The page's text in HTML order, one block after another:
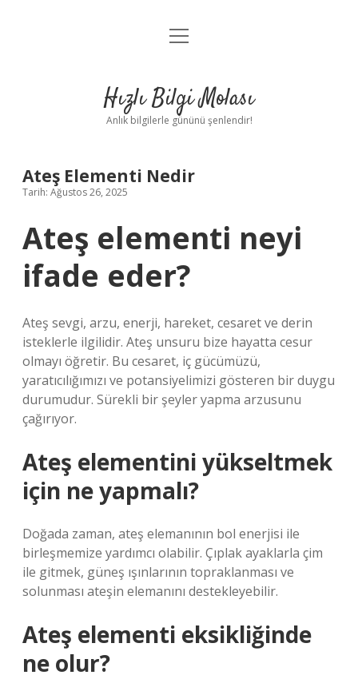
Anasayfa
Yasal Uyarı
menüyü
Hızlı Bilgi Molası
Anlık bilgilerle gününü şenlendir!
Ateş Elementi Nedir
Tarih: Ağustos 26, 2025
Ateş elementi neyi
ifade eder?
Ateş sevgi, arzu, enerji, hareket, cesaret ve derin
isteklerle ilgilidir. Ateş unsuru bize hayatta cesur
olmayı öğretir. Bu cesaret, iç gücümüzü,
yaratıcılığımızı ve potansiyelimizi gösteren bir duygu
durumudur. Sürekli bir şeyler yapma arzusunu
çağırıyor.
Ateş elementini yükseltmek
için ne yapmalı?
Doğada zaman, ateş elemanının bol enerjisi ile
birleşmemize yardımcı olabilir. Çıplak ayaklarla çim
ile gitmek, güneş ışınlarının topraklanması ve
solunması ateşin elemanını destekleyebilir.
Ateş elementi eksikliğinde
ne olur?